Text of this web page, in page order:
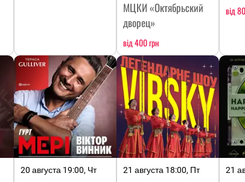
МЦКИ «Октябрьский
дворец»
від 400 грн
від
20 августа 19:00, Чт 21 августа 18:00, Пт 21